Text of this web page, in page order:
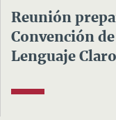
Reunión
Convención
Lenguaje